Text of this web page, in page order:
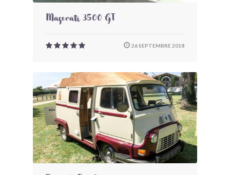
Maserati 3500 GT
26 SEPTEMBRE 2018